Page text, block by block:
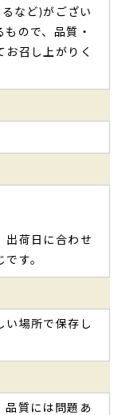
など)がござい
ので、品質・
お召し上がりく
出荷日に合わせ
す。
い場所で保存し
品質には問題あ